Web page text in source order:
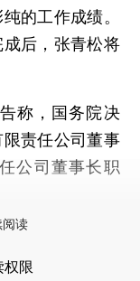
的工作成绩。
后，张青松将
称，国务院决
责任公司董事
公司董事长职
阅读
权限